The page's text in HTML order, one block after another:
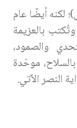
لكنه أيضًا عام
بالعزيمة
والصمود،
موحّدة
النصر الآتي.